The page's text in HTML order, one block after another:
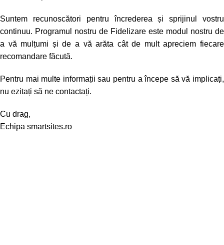
Suntem recunoscători pentru încrederea și sprijinul vostru
continuu. Programul nostru de Fidelizare este modul nostru de
a vă mulțumi și de a vă arăta cât de mult apreciem fiecare
recomandare făcută.
Pentru mai multe informații sau pentru a începe să vă implicați,
nu ezitați să ne contactați.
Cu drag,
Echipa smartsites.ro